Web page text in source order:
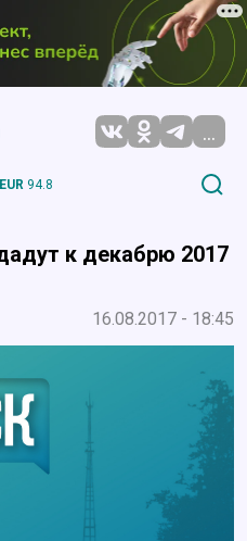
...
EUR 94.8
к декабрю 2017
16.08.2017 - 18:45